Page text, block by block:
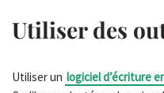
Utiliser des
Utiliser un logiciel d’écriture